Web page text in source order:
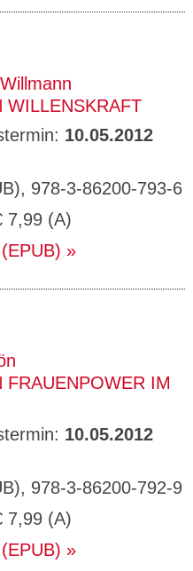
WILLENSKRAFT
10.05.2012
978-3-86200-793-6
7,99 (A)
FRAUENPOWER IM
10.05.2012
978-3-86200-792-9
7,99 (A)